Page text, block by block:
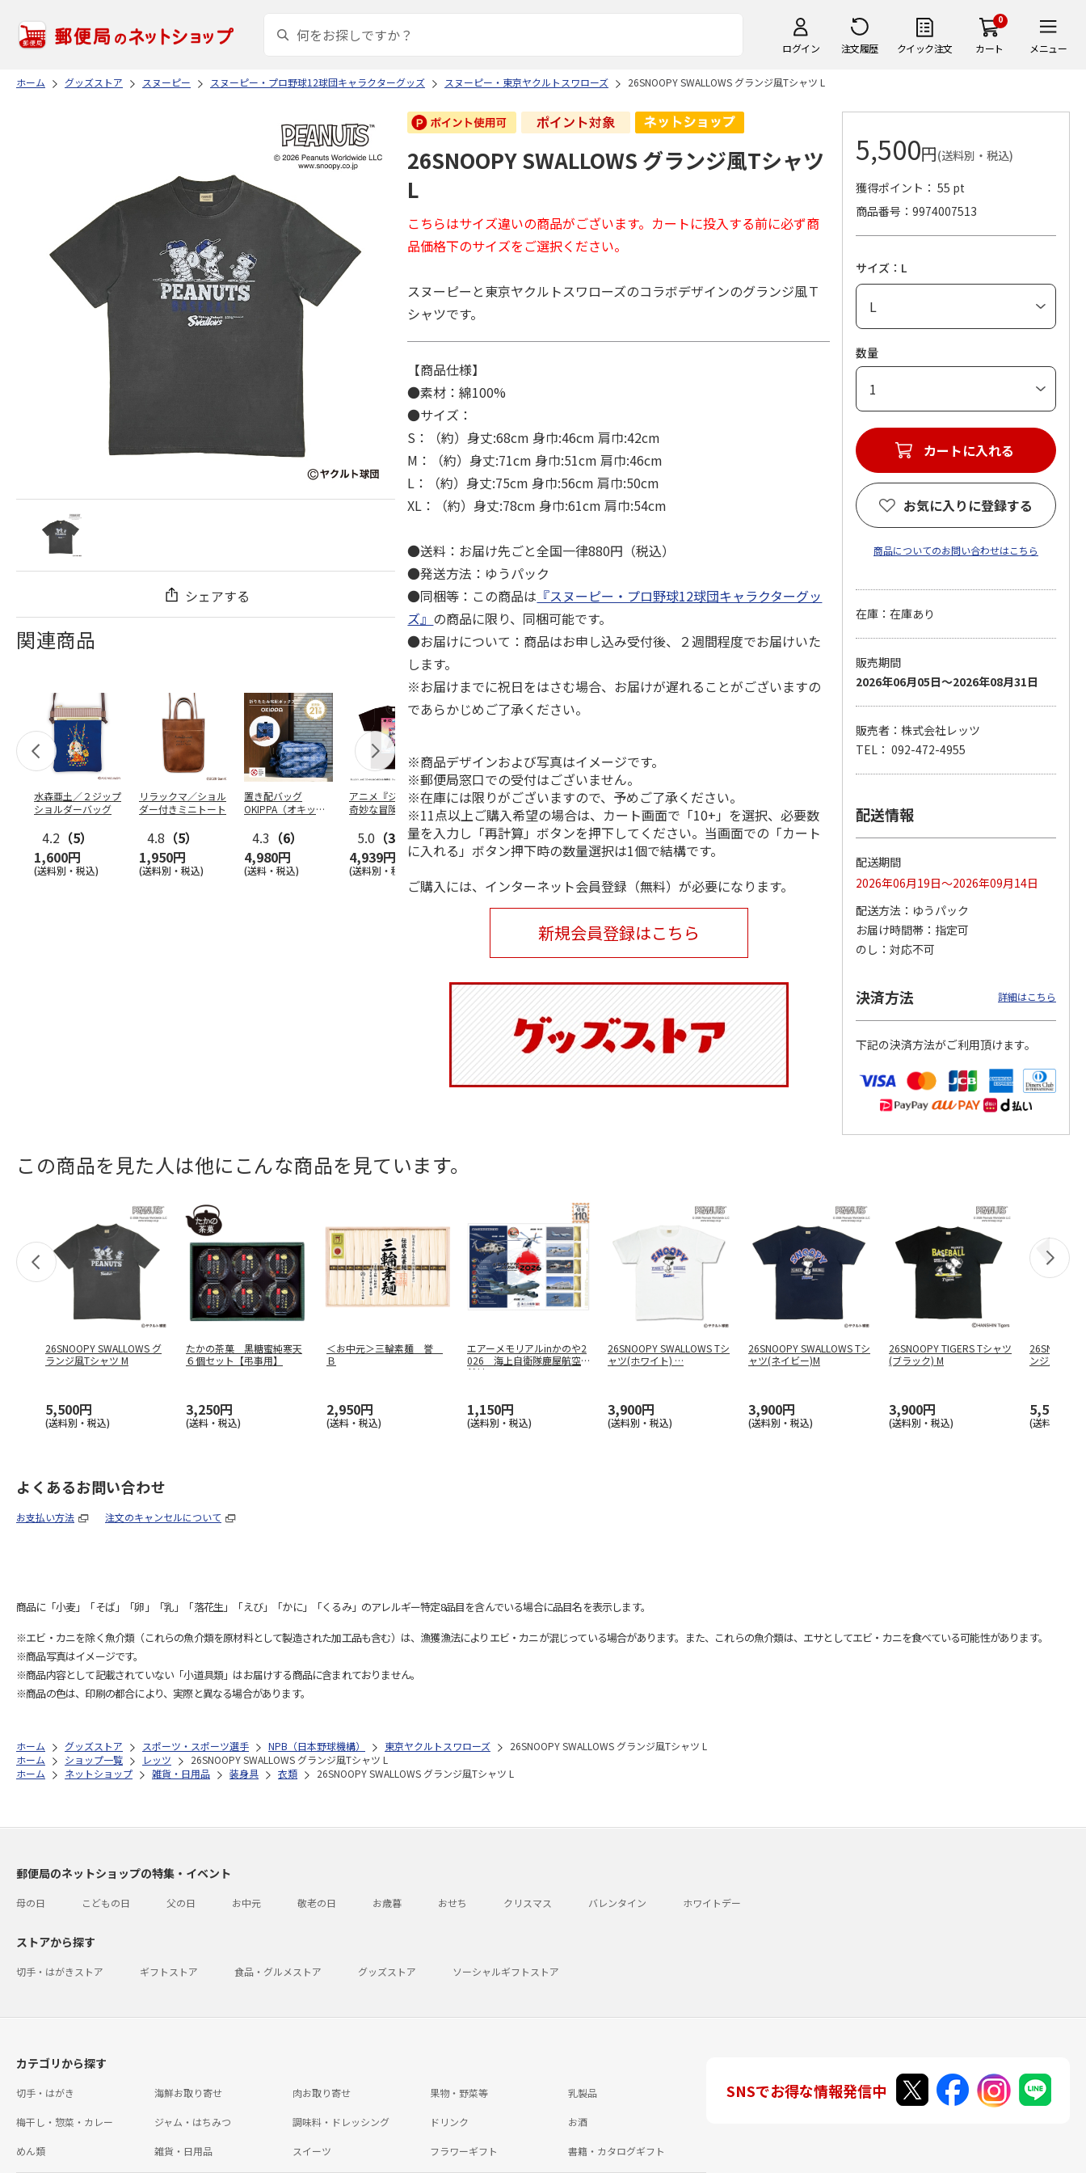
ログイン 注文履歴 クイック注文
0
カート メニュー
ホーム グッズストア スヌーピー スヌーピー・プロ野球12球団キャラクターグッズ スヌーピー・東京ヤクルトスワローズ 26SNOOPY SWALLOWS グランジ風Tシャツ L
シェアする
関連商品
水森亜土／２ジップ
ショルダーバッグ
4.2 （5）
1,600円
(送料別・税込)
リラックマ／ショル
ダー付きミニトート
4.8 （5）
1,950円
(送料別・税込)
置き配バッグ
OKIPPA（オキッ
4.3 （6）
4,980円
(送料・税込)
アニメ『ジョジョの
奇妙な冒険 黄金の
風』CITY POP…
5.0 （3）
4,939円
(送料別・税込)
コジコジ／ショルダ
ー付きバッグ
4.5 （6）
1,760円
POSTIES オリジナ
ルTシャツ Sサイズ
3,080円
アニメ『ジョジョの
奇妙な冒険 黄金の
風』CITY POP …
4.8（4）
3,839円
冒険 スターダスト
クルセイダース』
ワー…
冒険 スターダスト
クルセイダース』
トラ…
3,300円
(送料別・税込)
トラ…
26SNOOPY SWALLOWS グランジ風Tシャツ
L
こちらはサイズ違いの商品がございます。カートに投入する前に必ず商
品価格下のサイズをご選択ください。
スヌーピーと東京ヤクルトスワローズのコラボデザインのグランジ風Ｔ
シャツです。
【商品仕様】
●素材：綿100%
●サイズ：
S：（約）身丈:68cm 身巾:46cm 肩巾:42cm
M：（約）身丈:71cm 身巾:51cm 肩巾:46cm
L：（約）身丈:75cm 身巾:56cm 肩巾:50cm
XL：（約）身丈:78cm 身巾:61cm 肩巾:54cm
●送料：お届け先ごと全国一律880円（税込）
●発送方法：ゆうパック
●同梱等：この商品は 『スヌーピー・プロ野球12球団キャラクターグッ
ズ』 の商品に限り、同梱可能です。
●お届けについて：商品はお申し込み受付後、２週間程度でお届けいた
します。
※お届けまでに祝日をはさむ場合、お届けが遅れることがございますの
であらかじめご了承ください。
※商品デザインおよび写真はイメージです。
※郵便局窓口での受付はございません。
※在庫には限りがございますので、予めご了承ください。
※11点以上ご購入希望の場合は、カート画面で「10+」を選択、必要数
量を入力し「再計算」ボタンを押下してください。当画面での「カート
に入れる」ボタン押下時の数量選択は1個で結構です。
ご購入には、インターネット会員登録（無料）が必要になります。
新規会員登録はこちら
5,500円(送料別・税込)
獲得ポイント： 55 pt
商品番号
9974007513
サイズ：L
数量
カートに入れる
お気に入りに登録する
商品についてのお問い合わせはこちら
在庫：在庫あり
販売期間
2026年06月05日～2026年08月31日
販売者：株式会社レッツ
TEL： 092-472-4955
配送情報
配送期間
2026年06月19日～2026年09月14日
配送方法
ゆうパック
お届け時間帯
指定可
のし
対応不可
決済方法 詳細はこちら
下記の決済方法がご利用頂けます。
この商品を見た人は他にこんな商品を見ています。
26SNOOPY SWALLOWS グ
ランジ風Tシャツ M
5,500円
(送料別・税込)
たかの茶菓 黒糖蜜純寒天
６個セット【弔事用】
3,250円
(送料・税込)
＜お中元＞三輪素麺 誉
Ｂ
2,950円
(送料・税込)
エアーメモリアルinかのや2
026 海上自衛隊鹿屋航空
基地
1,150円
(送料別・税込)
26SNOOPY SWALLOWS Tシ
ャツ(ホワイト) …
3,900円
(送料別・税込)
26SNOOPY SWALLOWS Tシ
ャツ(ネイビー)M
3,900円
(送料別・税込)
26SNOOPY TIGERS Tシャツ
(ブラック) M
3,900円
(送料別・税込)
26SNOOPY
ンジ風Tシャ
5,500円
(送料別・税
よくあるお問い合わせ
お支払い方法 注文のキャンセルについて
商品に「小麦」「そば」「卵」「乳」「落花生」「えび」「かに」「くるみ」のアレルギー特定8品目を含んでいる場合に品目名を表示します。
※エビ・カニを除く魚介類（これらの魚介類を原材料として製造された加工品も含む）は、漁獲漁法によりエビ・カニが混じっている場合があります。また、これらの魚介類は、エサとしてエビ・カニを食べている可能性があります。
※商品写真はイメージです。
※商品内容として記載されていない「小道具類」はお届けする商品に含まれておりません。
※商品の色は、印刷の都合により、実際と異なる場合があります。
ホーム グッズストア スポーツ・スポーツ選手 NPB（日本野球機構） 東京ヤクルトスワローズ
26SNOOPY SWALLOWS グランジ風Tシャツ L
ホーム
ショップ一覧 レッツ
26SNOOPY SWALLOWS グランジ風Tシャツ L
ホーム
ネットショップ 雑貨・日用品 装身具 衣類 26SNOOPY SWALLOWS グランジ風Tシャツ L
郵便局のネットショップの特集・イベント
母の日 こどもの日 父の日 お中元 敬老の日 お歳暮 おせち クリスマス バレンタイン ホワイトデー
ストアから探す
切手・はがきストア ギフトストア 食品・グルメストア グッズストア ソーシャルギフトストア
カテゴリから探す
切手・はがき 海鮮お取り寄せ 肉お取り寄せ 果物・野菜等 乳製品
梅干し・惣菜・カレー ジャム・はちみつ 調味料・ドレッシング ドリンク お酒
めん類 雑貨・日用品 スイーツ フラワーギフト 書籍・カタログギフト
SNSでお得な情報発信中